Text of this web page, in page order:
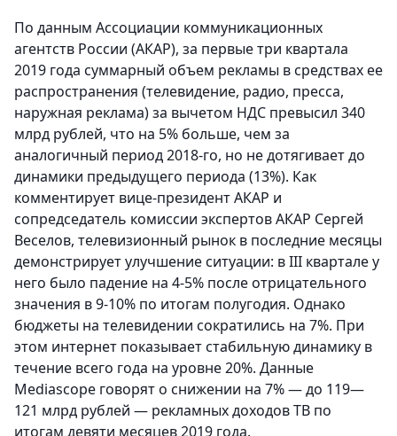
По данным Ассоциации коммуникационных
агентств России (АКАР), за первые три квартала
2019 года суммарный объем рекламы в средствах ее
распространения (телевидение, радио, пресса,
наружная реклама) за вычетом НДС превысил 340
млрд рублей, что на 5% больше, чем за
аналогичный период 2018-го, но не дотягивает до
динамики предыдущего периода (13%). Как
комментирует вице-президент АКАР и
сопредседатель комиссии экспертов АКАР Сергей
Веселов, телевизионный рынок в последние месяцы
демонстрирует улучшение ситуации: в III квартале у
него было падение на 4-5% после отрицательного
значения в 9-10% по итогам полугодия. Однако
бюджеты на телевидении сократились на 7%. При
этом интернет показывает стабильную динамику в
течение всего года на уровне 20%. Данные
Mediascope говорят о снижении на 7% — до 119—
121 млрд рублей — рекламных доходов ТВ по
итогам девяти месяцев 2019 года.